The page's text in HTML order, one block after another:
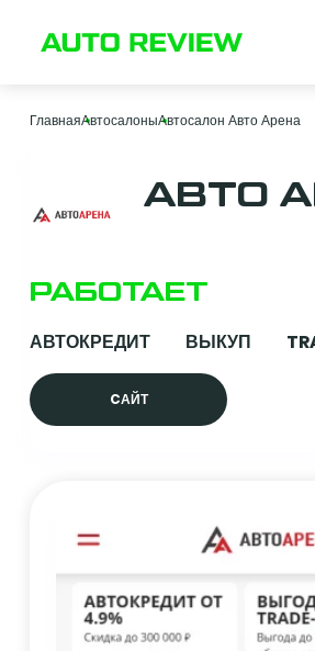
ГлавнаяАвтосалоныАвтосалон Авто Арена
АВТО
РАБОТАЕТ
АВТОКРЕДИТ ВЫКУП
CАЙТ